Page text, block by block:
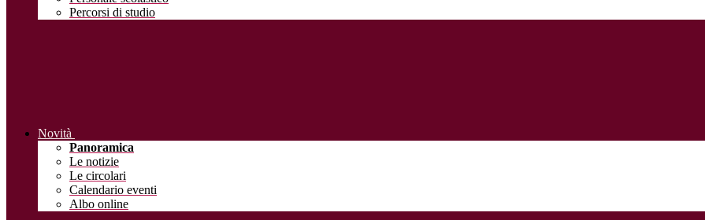
Percorsi di studio
Novità
Panoramica
Le notizie
Le circolari
Calendario eventi
Albo online